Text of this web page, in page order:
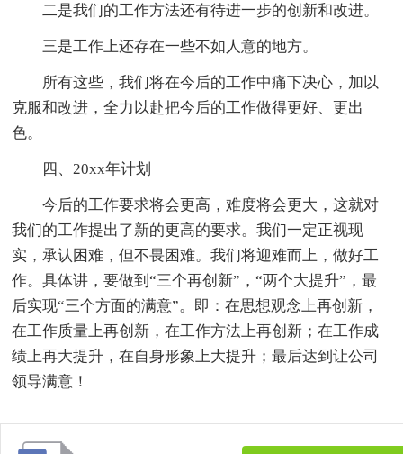
二是我们的工作方法还有待进一步的创新和改进。
三是工作上还存在一些不如人意的地方。
所有这些，我们将在今后的工作中痛下决心，加以
克服和改进，全力以赴把今后的工作做得更好、更出
色。
四、20xx年计划
今后的工作要求将会更高，难度将会更大，这就对
我们的工作提出了新的更高的要求。我们一定正视现
实，承认困难，但不畏困难。我们将迎难而上，做好工
作。具体讲，要做到“三个再创新”，“两个大提升”，最
后实现“三个方面的满意”。即：在思想观念上再创新，
在工作质量上再创新，在工作方法上再创新；在工作成
绩上再大提升，在自身形象上大提升；最后达到让公司
领导满意！